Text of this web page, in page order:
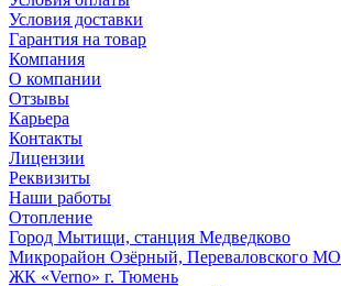
Условия доставки
Гарантия на товар
Компания
О компании
Отзывы
Карьера
Контакты
Лицензии
Реквизиты
Наши работы
Отопление
Город Мытищи, станция Медведково
Микрорайон Озёрный, Переваловского МО
ЖК «Verno» г. Тюмень